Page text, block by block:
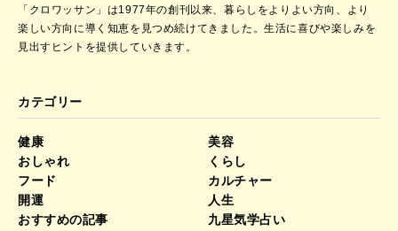
「クロワッサン」は1977年の創刊以来、暮らしをよりよい方向、より
楽しい方向に導く知恵を見つめ続けてきました。生活に喜びや楽しみを
見出すヒントを提供していきます。
カテゴリー
健康
美容
おしゃれ
くらし
フード
カルチャー
開運
人生
おすすめの記事
九星気学占い